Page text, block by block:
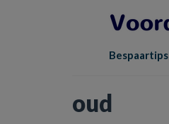
Bespaartips
oud